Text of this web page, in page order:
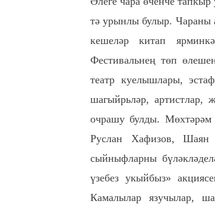
тә урынлы булыр. Чараны
кешеләр китап
Фестивальнең төп
театр куелышлары,
шагыйрьләр, артистлар,
очрашу булды.
Руслан Хафизов, Шаян
сыйныфларны
үзебез укыйбыз»
Камалылар язучылар,